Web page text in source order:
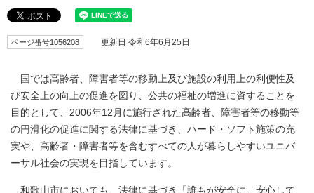
ページ番号1056208 更新日 令和6年6月25日
国では高齢者、障害者等の移動上及び施設の利用上の利便性及
び安全上の向上の促進を図り、公共の福祉の増進に資することを
目的として、2006年12月に施行された高齢者、障害者等の移動等
の円滑化の促進に関する法律に基づき、ハード・ソフト施策の充
実や、高齢者・障害者等を含むすべての人が暮らしやすいユニバ
ーサル社会の実現を目指しています。
和歌山市においても、法律に基づき「誰もが安全に、安心して